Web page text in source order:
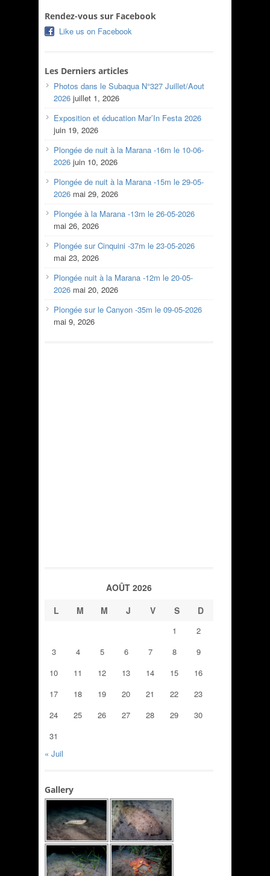
Rendez-vous sur Facebook
Like us on Facebook
Les Derniers articles
Photos dans le Subaqua N°327 Juillet/Aout
2026 juillet 1, 2026
Exposition et éducation Mar’In Festa 2026
juin 19, 2026
Plongée de nuit à la Marana -16m le 10-06-
2026 juin 10, 2026
Plongée de nuit à la Marana -15m le 29-05-
2026 mai 29, 2026
Plongée à la Marana -13m le 26-05-2026
mai 26, 2026
Plongée sur Cinquini -37m le 23-05-2026
mai 23, 2026
Plongée nuit à la Marana -12m le 20-05-
2026 mai 20, 2026
Plongée sur le Canyon -35m le 09-05-2026
mai 9, 2026
AOÛT 2026
L
M M J V S D
1
2
3
4 5 6 7 8
9
10
11 12 13 14 15
16
17
18 19 20 21 22
23
24
25 26 27 28 29
30
31
« Juil
Gallery